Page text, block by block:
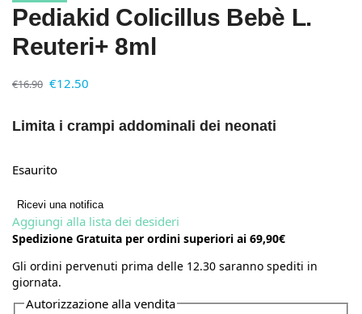
Pediakid Colicillus Bebè L.
Reuteri+ 8ml
€16.90 €12.50
Limita i crampi addominali dei neonati
Esaurito
Ricevi una notifica
Aggiungi alla lista dei desideri
Spedizione Gratuita per ordini superiori ai 69,90€
Gli ordini pervenuti prima delle 12.30 saranno spediti in
giornata.
Autorizzazione alla vendita